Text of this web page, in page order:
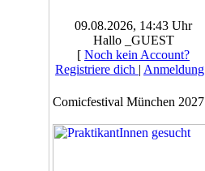
09.08.2026, 14:43 Uhr
Hallo _GUEST
[ Noch kein Account?
Registriere dich | Anmeldung
Comicfestival München 2027